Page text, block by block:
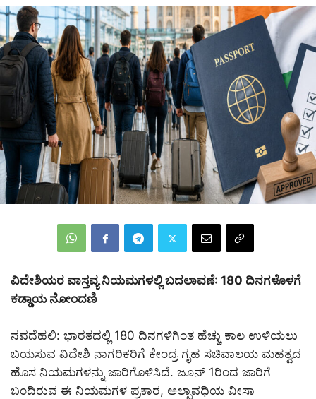
ವಿದೇಶಿಯರ ವಾಸ್ತವ್ಯ ನಿಯಮಗಳಲ್ಲಿ ಬದಲಾವಣೆ: 180 ದಿನಗಳೊಳಗೆ
ಕಡ್ಡಾಯ ನೋಂದಣಿ
ನವದೆಹಲಿ: ಭಾರತದಲ್ಲಿ 180 ದಿನಗಳಿಗಿಂತ ಹೆಚ್ಚು ಕಾಲ ಉಳಿಯಲು
ಬಯಸುವ ವಿದೇಶಿ ನಾಗರಿಕರಿಗೆ ಕೇಂದ್ರ ಗೃಹ ಸಚಿವಾಲಯ ಮಹತ್ವದ
ಹೊಸ ನಿಯಮಗಳನ್ನು ಜಾರಿಗೊಳಿಸಿದೆ. ಜೂನ್ 1ರಿಂದ ಜಾರಿಗೆ
ಬಂದಿರುವ ಈ ನಿಯಮಗಳ ಪ್ರಕಾರ, ಅಲ್ಪಾವಧಿಯ ವೀಸಾ